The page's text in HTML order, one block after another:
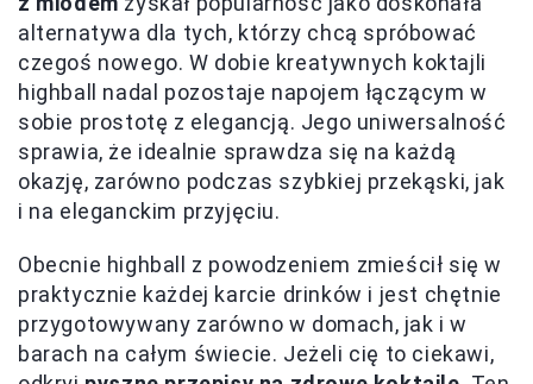
alternatywa dla tych, którzy chcą spróbować
czegoś nowego. W dobie kreatywnych koktajli
highball nadal pozostaje napojem łączącym w
sobie prostotę z elegancją. Jego uniwersalność
sprawia, że idealnie sprawdza się na każdą
okazję, zarówno podczas szybkiej przekąski, jak
i na eleganckim przyjęciu.
Obecnie highball z powodzeniem zmieścił się w
praktycznie każdej karcie drinków i jest chętnie
przygotowywany zarówno w domach, jak i w
barach na całym świecie. Jeżeli cię to ciekawi,